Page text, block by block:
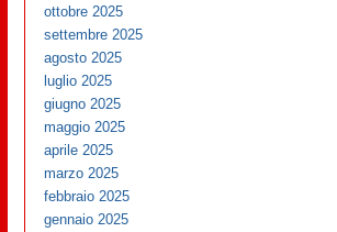
ottobre 2025
settembre 2025
agosto 2025
luglio 2025
giugno 2025
maggio 2025
aprile 2025
marzo 2025
febbraio 2025
gennaio 2025